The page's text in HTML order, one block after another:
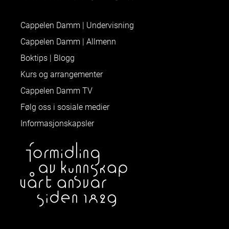
Cappelen Damm | Undervisning
Cappelen Damm | Allmenn
Boktips | Blogg
Kurs og arrangementer
Cappelen Damm TV
Følg oss i sosiale medier
Informasjonskapsler